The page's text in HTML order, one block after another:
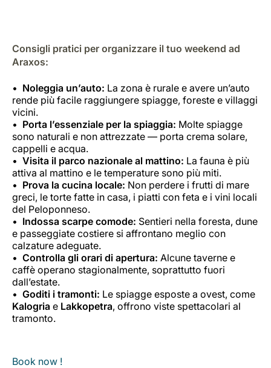
Consigli pratici per organizzare il tuo weekend ad
Araxos:
Noleggia un’auto: La zona è rurale e avere un’auto
rende più facile raggiungere spiagge, foreste e villaggi
vicini.
Porta l’essenziale per la spiaggia: Molte spiagge
sono naturali e non attrezzate — porta crema solare,
cappelli e acqua.
Visita il parco nazionale al mattino: La fauna è più
attiva al mattino e le temperature sono più miti.
Prova la cucina locale: Non perdere i frutti di mare
greci, le torte fatte in casa, i piatti con feta e i vini locali
del Peloponneso.
Indossa scarpe comode: Sentieri nella foresta, dune
e passeggiate costiere si affrontano meglio con
calzature adeguate.
Controlla gli orari di apertura: Alcune taverne e
caffè operano stagionalmente, soprattutto fuori
dall’estate.
Goditi i tramonti: Le spiagge esposte a ovest, come
Kalogria e Lakkopetra, offrono viste spettacolari al
tramonto.
Book now !